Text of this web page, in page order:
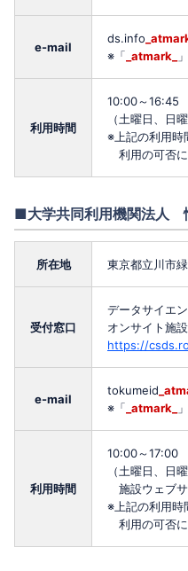
e-mail
ds.info
※「 _atmark_
利用時間
10:00～16:45
（土曜日、日
※上記の利用時
利用の可否
■大学共同利用機関法人
所在地 東京都立川市
受付窓口
データサイエ
オンサイト施
https://
e-mail
tokumeid
※「 _atmark_
利用時間
10:00～17:00
（土曜日、日
施設ウェブサ
※上記の利用時
利用の可否